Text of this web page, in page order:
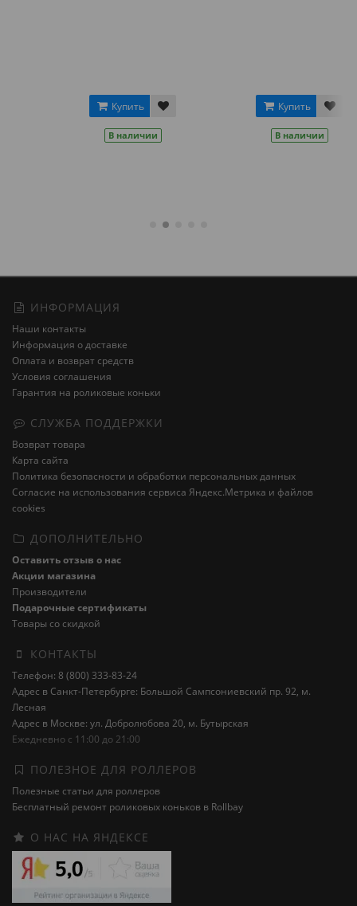
Купить
В наличии
Купить
В наличии
ИНФОРМАЦИЯ
Наши контакты
Информация о доставке
Оплата и возврат средств
Условия соглашения
Гарантия на роликовые коньки
СЛУЖБА ПОДДЕРЖКИ
Возврат товара
Карта сайта
Политика безопасности и обработки персональных данных
Cогласие на использования сервиса Яндекс.Метрика и файлов
cookies
ДОПОЛНИТЕЛЬНО
Оставить отзыв о нас
Акции магазина
Производители
Подарочные сертификаты
Товары со скидкой
КОНТАКТЫ
Телефон: 8 (800) 333-83-24
Адрес в Санкт-Петербурге: Большой Сампсониевский пр. 92, м.
Лесная
Адрес в Москве: ул. Добролюбова 20, м. Бутырская
Ежедневно с 11:00 до 21:00
ПОЛЕЗНОЕ ДЛЯ РОЛЛЕРОВ
Полезные статьи для роллеров
Бесплатный ремонт роликовых коньков в Rollbay
О НАС НА ЯНДЕКСЕ